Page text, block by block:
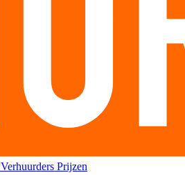
Verhuurders Prijzen